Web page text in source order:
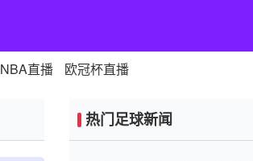
NBA直播 欧冠杯直播
热门足球新闻